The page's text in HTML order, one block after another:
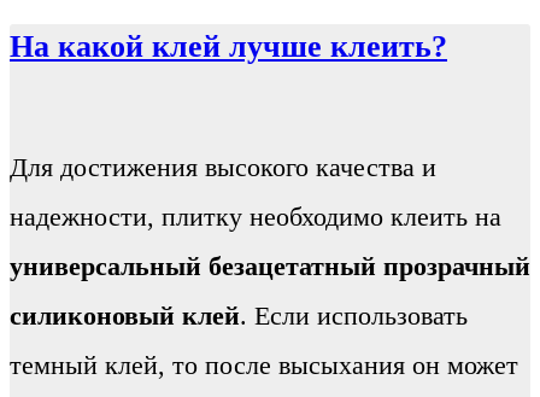
На какой клей лучше клеить?
Для достижения высокого качества и
надежности, плитку необходимо клеить на
универсальный безацетатный прозрачный
силиконовый клей. Если использовать
темный клей, то после высыхания он может